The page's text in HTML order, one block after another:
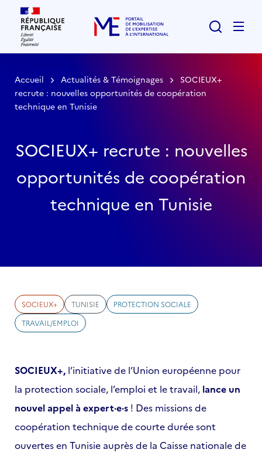
Rechercher
Accueil Actualités & Témoignages
SOCIEUX+
recrute : nouvelles opportunités de coopération
technique en Tunisie
SOCIEUX+ recrute : nouvelles
opportunités de coopération
technique en Tunisie
SOCIEUX+ TUNISIE
PROTECTION SOCIALE
TRAVAIL/EMPLOI
SOCIEUX+, l’initiative de l’Union européenne pour
la protection sociale, l’emploi et le travail, lance un
nouvel appel à expert·e·s ! Des missions de
coopération technique de courte durée sont
ouvertes en Tunisie auprès de la Caisse nationale de